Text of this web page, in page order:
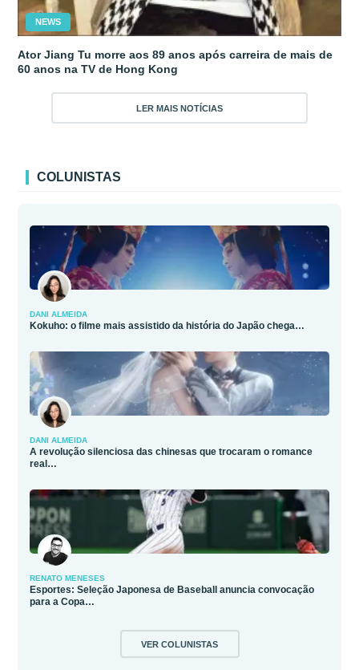
NEWS
Ator Jiang Tu morre aos 89 anos após carreira de mais de
60 anos na TV de Hong Kong
LER MAIS NOTÍCIAS
COLUNISTAS
DANI ALMEIDA
Kokuho: o filme mais assistido da história do Japão chega…
DANI ALMEIDA
A revolução silenciosa das chinesas que trocaram o romance
real…
RENATO MENESES
Esportes: Seleção Japonesa de Baseball anuncia convocação
para a Copa…
VER COLUNISTAS